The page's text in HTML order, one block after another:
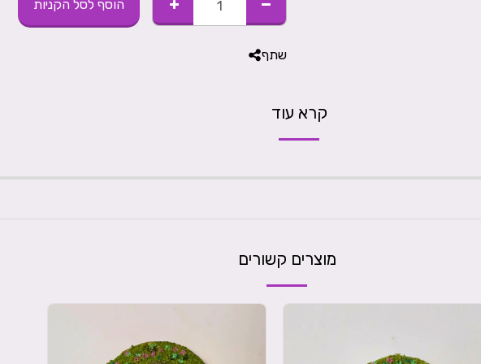
הוסף לסל הקניות
שתף
קרא עוד
מוצרים קשורים